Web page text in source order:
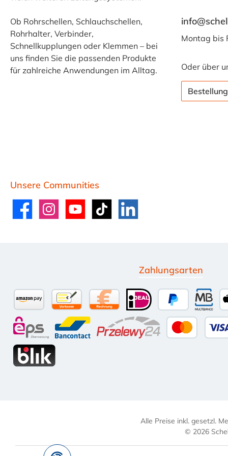
kann. Da eine
Demontage nicht
zerstörungsfrei
möglich ist, sind 1-
Ohr Klemme aus
weiteren Bereichen
6,5 mm50x 11-13
mm / Breite 6,5
mm40x 12-14 mm /
Breite 7,0 mm30x
14-16 mm / Breite
7,0 mm40x 16-18
mm / Breite 7,0 mm
Ob Rohrschellen, Schlauchschellen,
Rohrhalter, Verbinder,
Schnellkupplungen oder Klemmen – bei
uns finden Sie die passenden Produkte
für zahlreiche Anwendungen im Alltag.
Montag bis
Oder über
Unsere Communities
FacebookInstagramYouTube TikTok LinkedIn
Zahlungsarten
PayPal
Kauf auf Rechnung (10 Tage
iDEAL
eps
Amazon PayVorkasse per Überweisung
Alle Preise inkl. gesetzl.
© 2026